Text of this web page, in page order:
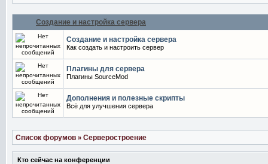
Создание и настройка сервера
Создание и настройка сервера
Как создать и настроить сервер
Плагины для сервера
Плагины SourceMod
Дополнения и полезные скрипты
Всё для улучшения сервера
Список форумов » Серверостроение
Кто сейчас на конференции